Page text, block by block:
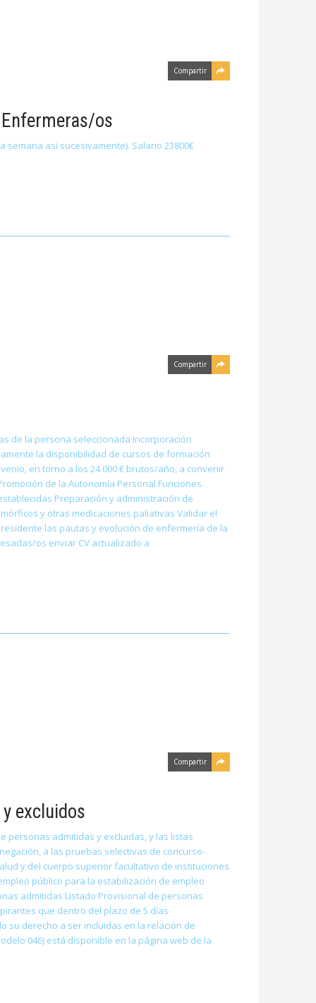
Compartir
os
así sucesivamente). Salario 23800€
Compartir
de la persona seleccionada Incorporación
la disponibilidad de cursos de formación
en torno a los 24.000 € brutos/año, a convenir
de la Autonomía Personal Funciones
Preparación y administración de
y otras medicaciones paliativas Validar el
las pautas y evolución de enfermería de la
os enviar CV actualizado a
Compartir
excluidos
personas admitidas y excluidas, y las listas
a las pruebas selectivas de concurso-
y del cuerpo superior facultativo de instituciones
público para la estabilización de empleo
admitidas Listado Provisional de personas
que dentro del plazo de 5 días
su derecho a ser incluidas en la relación de
046) está disponible en la página web de la